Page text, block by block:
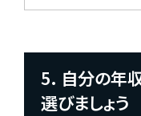
5. 自分の年
選びましょう